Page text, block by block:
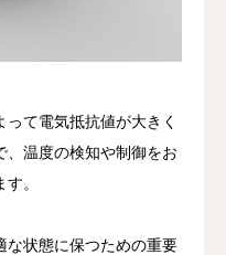
て電気抵抗値が大きく
、温度の検知や制御をお
。
な状態に保つための重要